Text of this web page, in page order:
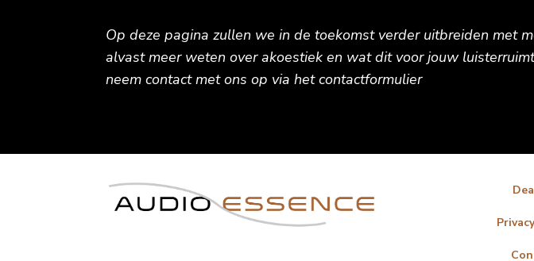
Op deze pagina zullen we in de toekomst verder uitbreiden met
alvast meer weten over akoestiek en wat dit voor jouw
neem contact met ons op via het contactformulier